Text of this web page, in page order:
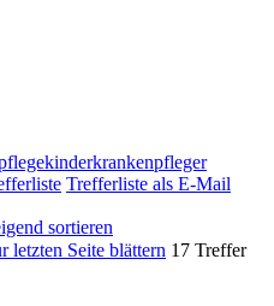
kinderkrankenpfleger
Trefferliste als E-Mail
sortieren
letzten Seite blättern 17 Treffer